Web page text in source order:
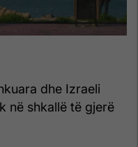
dhe Izraeli
në shkallë të gjerë